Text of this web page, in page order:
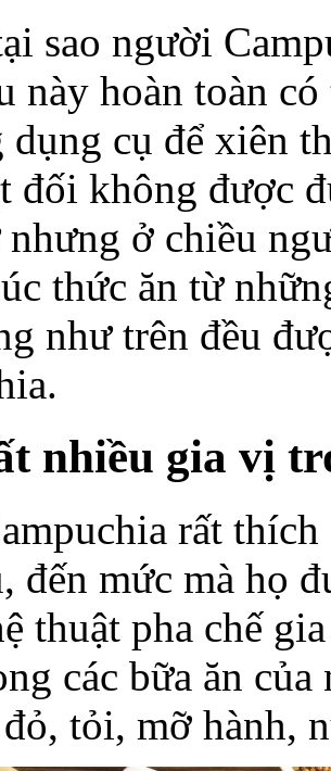
sao người
này hoàn toàn
dụng cụ để xiên
đối không được
ở chiều
thức ăn từ
như trên đều
nhiều gia vị
rất
đến mức mà họ
thuật pha chế
các bữa ăn
tỏi, mỡ hành,